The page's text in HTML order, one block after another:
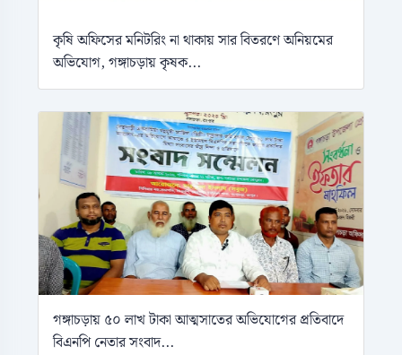
কৃষি অফিসের মনিটরিং না থাকায় সার বিতরণে অনিয়মের
অভিযোগ, গঙ্গাচড়ায় কৃষক...
গঙ্গাচড়ায় ৫০ লাখ টাকা আত্মসাতের অভিযোগের প্রতিবাদে
বিএনপি নেতার সংবাদ...